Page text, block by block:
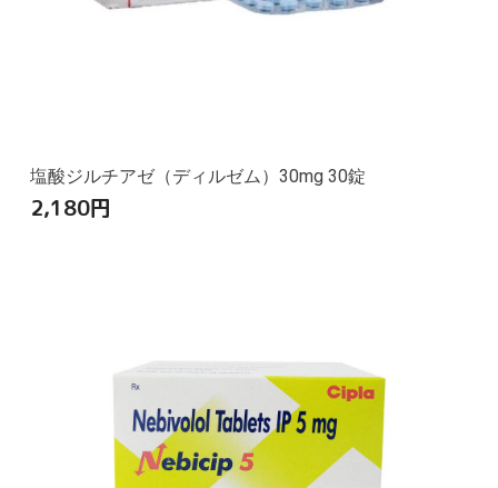
塩酸ジルチアゼ（ディルゼム）30mg 30錠
2,180円